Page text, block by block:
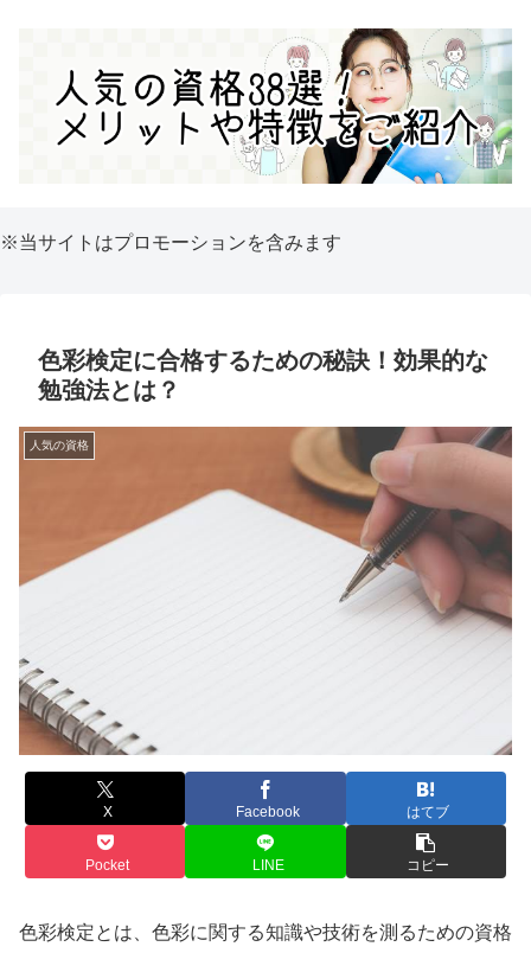
※当サイトはプロモーションを含みます
色彩検定に合格するための秘訣！効果的な
勉強法とは？
人気の資格
X Facebook はてブ
Pocket LINE コピー
色彩検定とは、色彩に関する知識や技術を測るための資格